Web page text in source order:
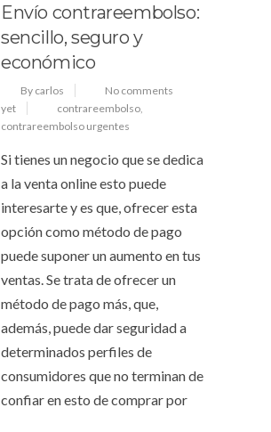
Envío contrareembolso:
sencillo, seguro y
económico
By carlos
No comments
yet
contrareembolso,
contrareembolso urgentes
Si tienes un negocio que se dedica
a la venta online esto puede
interesarte y es que, ofrecer esta
opción como método de pago
puede suponer un aumento en tus
ventas. Se trata de ofrecer un
método de pago más, que,
además, puede dar seguridad a
determinados perfiles de
consumidores que no terminan de
confiar en esto de comprar por